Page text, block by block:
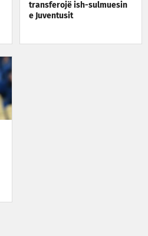
transferojë ish-sulmuesin
e Juventusit